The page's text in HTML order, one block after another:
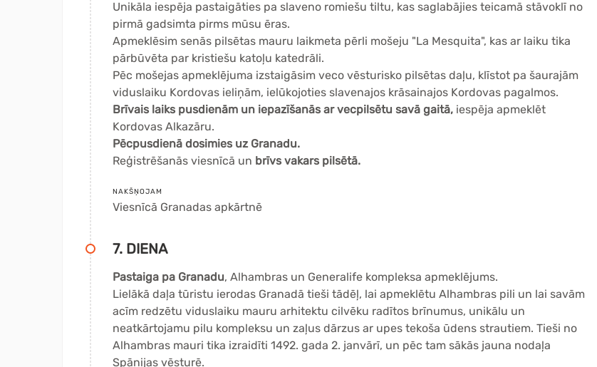
Unikāla iespēja pastaigāties pa slaveno romiešu tiltu, kas saglabājies teicamā stāvoklī no
pirmā gadsimta pirms mūsu ēras.
Apmeklēsim senās pilsētas mauru laikmeta pērli mošeju "La Mesquita", kas ar laiku tika
pārbūvēta par kristiešu katoļu katedrāli.
Pēc mošejas apmeklējuma izstaigāsim veco vēsturisko pilsētas daļu, klīstot pa šaurajām
viduslaiku Kordovas ieliņām, ielūkojoties slavenajos krāsainajos Kordovas pagalmos.
Brīvais laiks pusdienām un iepazīšanās ar vecpilsētu savā gaitā, iespēja apmeklēt
Kordovas Alkazāru.
Pēcpusdienā dosimies uz Granadu.
Reģistrēšanās viesnīcā un brīvs vakars pilsētā.
NAKŠŅOJAM
Viesnīcā Granadas apkārtnē
7. DIENA
Pastaiga pa Granadu, Alhambras un Generalife kompleksa apmeklējums.
Lielākā daļa tūristu ierodas Granadā tieši tādēļ, lai apmeklētu Alhambras pili un lai savām
acīm redzētu viduslaiku mauru arhitektu cilvēku radītos brīnumus, unikālu un
neatkārtojamu pilu kompleksu un zaļus dārzus ar upes tekoša ūdens strautiem. Tieši no
Alhambras mauri tika izraidīti 1492. gada 2. janvārī, un pēc tam sākās jauna nodaļa
Spānijas vēsturē.